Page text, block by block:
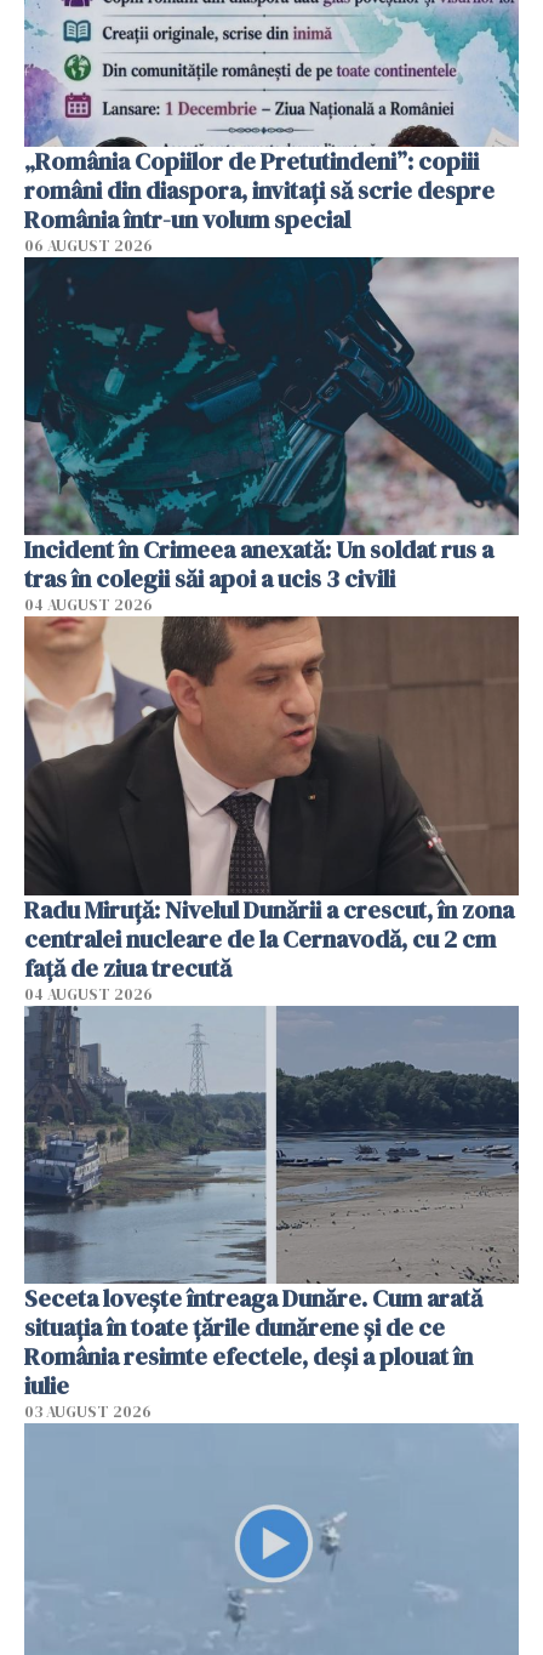
„România Copiilor de Pretutindeni”: copiii
români din diaspora, invitați să scrie despre
România într-un volum special
06 AUGUST 2026
Incident în Crimeea anexată: Un soldat rus a
tras în colegii săi apoi a ucis 3 civili
04 AUGUST 2026
Radu Miruţă: Nivelul Dunării a crescut, în zona
centralei nucleare de la Cernavodă, cu 2 cm
faţă de ziua trecută
04 AUGUST 2026
Seceta lovește întreaga Dunăre. Cum arată
situația în toate țările dunărene și de ce
România resimte efectele, deși a plouat în
iulie
03 AUGUST 2026